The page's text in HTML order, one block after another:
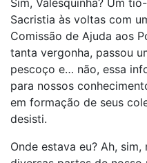
Sim, Valesquinha? Um
Sacristia às voltas com
Comissão de Ajuda aos
tanta vergonha, passou
pescoço e… não, essa
para nossos
em formação de seus
desisti.
Onde estava eu? Ah,